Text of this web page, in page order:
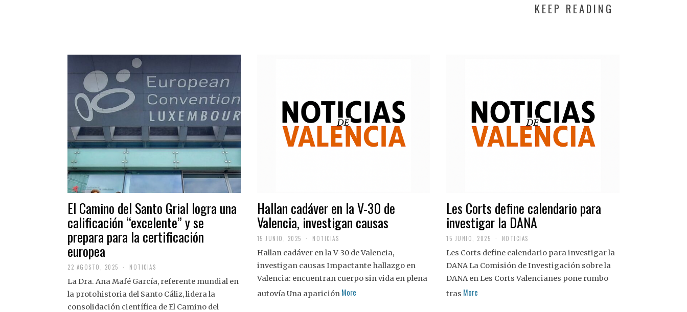
KEEP READING
El Camino del Santo Grial logra una
calificación “excelente” y se
prepara para la certificación
europea
22 AGOSTO, 2025
A
G
O
S
NOTICIAS
La Dra. Ana Mafé García, referente mundial en
la protohistoria del Santo Cáliz, lidera la
consolidación científica de El Camino del
Hallan cadáver en la V-30 de
Valencia, investigan causas
15 JUNIO, 2025 NOTICIAS
Hallan cadáver en la V-30 de Valencia,
investigan causas Impactante hallazgo en
Valencia: encuentran cuerpo sin vida en plena
autovía Una aparición More
Les Corts define calendario para
investigar la DANA
15 JUNIO, 2025 NOTICIAS
Les Corts define calendario para investigar la
DANA La Comisión de Investigación sobre la
DANA en Les Corts Valencianes pone rumbo
tras More